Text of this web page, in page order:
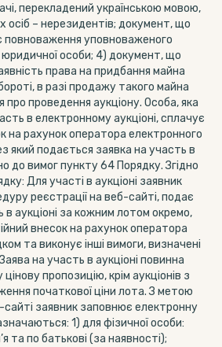
перекладений українською мовою,
осіб – нерезидентів; документ, що
повноваження уповноваженого
особи; 4) документ, що
права на придбання майна
в разі продажу такого майна
про проведення аукціону. Особа, яка
в електронному аукціоні, сплачує
на рахунок оператора електронного
який подається заявка на участь в
до вимог пункту 64 Порядку. Згідно
Для участі в аукціоні заявник
реєстрації на веб-сайті, подає
в аукціоні за кожним лотом окремо,
внесок на рахунок оператора
та виконує інші вимоги, визначені
на участь в аукціоні повинна
пропозицію, крім аукціонів з
початкової ціни лота. З метою
сайті заявник заповнює електронну
1) для фізичної особи:
та по батькові (за наявності);